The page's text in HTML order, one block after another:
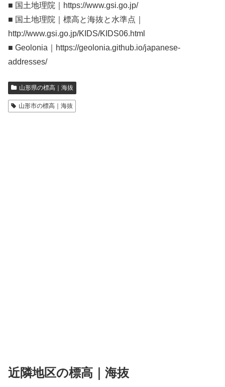
■ 国土地理院｜https://www.gsi.go.jp/
■ 国土地理院｜標高と海抜と水準点｜
http://www.gsi.go.jp/KIDS/KIDS06.html
■ Geolonia｜https://geolonia.github.io/japanese-
addresses/
山形県の標高｜海抜
山形市の標高｜海抜
近隣地区の標高｜海抜